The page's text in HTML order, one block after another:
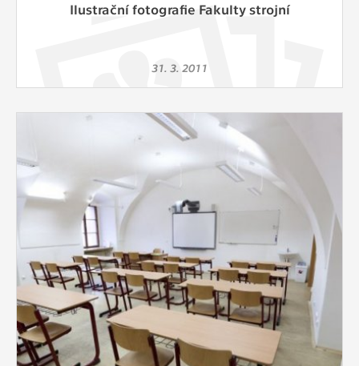
Ilustrační fotografie Fakulty strojní
31. 3. 2011